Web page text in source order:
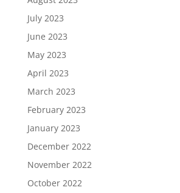
July 2023
June 2023
May 2023
April 2023
March 2023
February 2023
January 2023
December 2022
November 2022
October 2022